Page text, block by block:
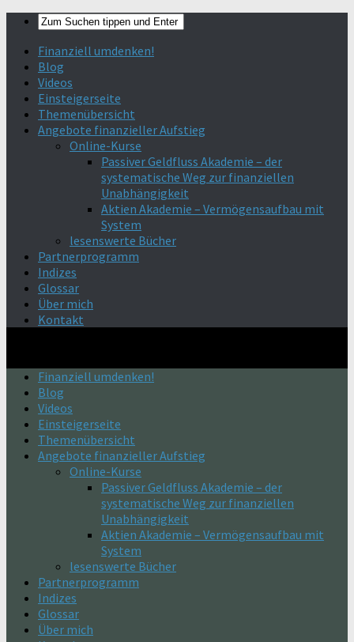
Finanziell umdenken!
Blog
Videos
Einsteigerseite
Themenübersicht
Angebote finanzieller Aufstieg
Online-Kurse
Passiver Geldfluss Akademie – der
systematische Weg zur finanziellen
Unabhängigkeit
Aktien Akademie – Vermögensaufbau mit
System
lesenswerte Bücher
Partnerprogramm
Indizes
Glossar
Über mich
Kontakt
Finanziell umdenken!
Blog
Videos
Einsteigerseite
Themenübersicht
Angebote finanzieller Aufstieg
Online-Kurse
Passiver Geldfluss Akademie – der
systematische Weg zur finanziellen
Unabhängigkeit
Aktien Akademie – Vermögensaufbau mit
System
lesenswerte Bücher
Partnerprogramm
Indizes
Glossar
Über mich